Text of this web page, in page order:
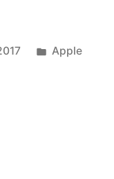
Publié
Apple